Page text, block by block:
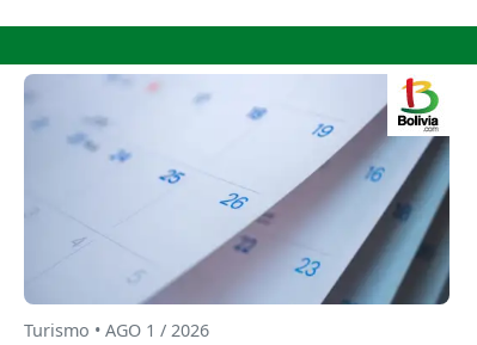
Turismo • AGO 1 / 2026